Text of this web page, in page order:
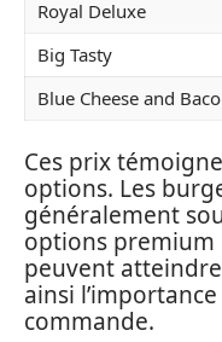
Royal Deluxe
Big Tasty
Blue Cheese and
Ces prix
options. Les
généralement
options
peuvent
ainsi
commande.